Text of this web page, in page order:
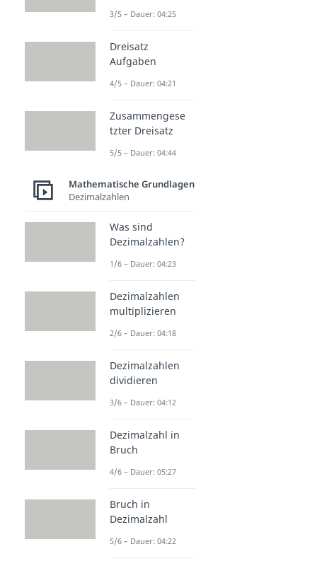
3/5 – Dauer: 04:25
Dreisatz
Aufgaben
4/5 – Dauer: 04:21
Zusammengese
tzter Dreisatz
5/5 – Dauer: 04:44
Mathematische Grundlagen
Dezimalzahlen
Was sind
Dezimalzahlen?
1/6 – Dauer: 04:23
Dezimalzahlen
multiplizieren
2/6 – Dauer: 04:18
Dezimalzahlen
dividieren
3/6 – Dauer: 04:12
Dezimalzahl in
Bruch
4/6 – Dauer: 05:27
Bruch in
Dezimalzahl
5/6 – Dauer: 04:22